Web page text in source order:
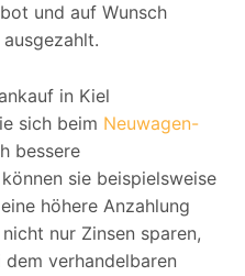
und auf Wunsch
in Kiel
sich beim Neuwagen-
bessere
sie beispielsweise
höhere Anzahlung
nur Zinsen sparen,
verhandelbaren